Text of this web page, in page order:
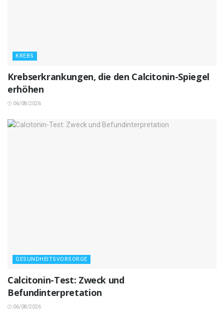
KREBS
Krebserkrankungen, die den Calcitonin-Spiegel
erhöhen
06/08/2026
GESUNDHEITSVORSORGE
Calcitonin-Test: Zweck und
Befundinterpretation
06/08/2026